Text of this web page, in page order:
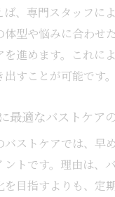
ば、専門スタッフに
体型や悩みに合わせ
を進めます。これに
すことが可能です。
最適なバストケア
バストケアでは、早
ントです。理由は、
目指すよりも、定